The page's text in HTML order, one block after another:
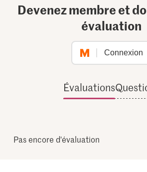
Devenez membre et
évaluation
Connexion
Évaluations
Pas encore d'évaluation